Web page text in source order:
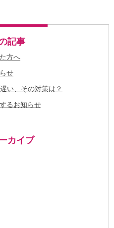
記事
方へ
せ
い、その対策は？
るお知らせ
カイブ